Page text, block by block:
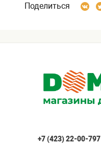
Поделиться
+7 (423) 22-00-797